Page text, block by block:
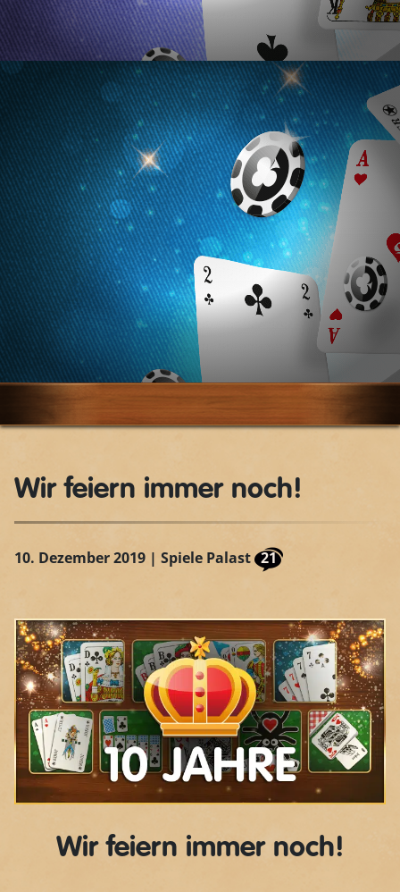
Wir feiern immer noch!
10. Dezember 2019 | Spiele Palast 21
Wir feiern immer noch!